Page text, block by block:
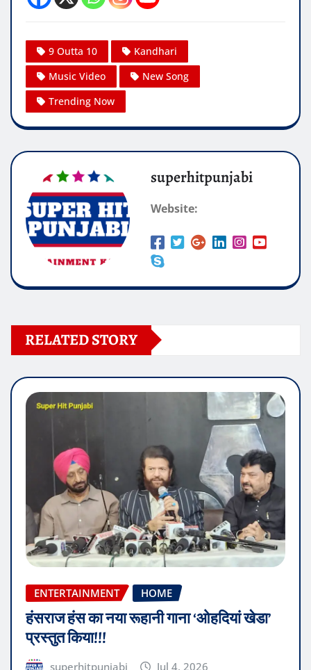
9 Outta 10
Kandhari
Music Video
New Song
Trending Now
superhitpunjabi
Website:
RELATED STORY
ENTERTAINMENT HOME
हंसराज हंस का नया रूहानी गाना ‘ओहदियां खेडा’
प्रस्तुत किया!!!
superhitpunjabi Jul 4, 2026